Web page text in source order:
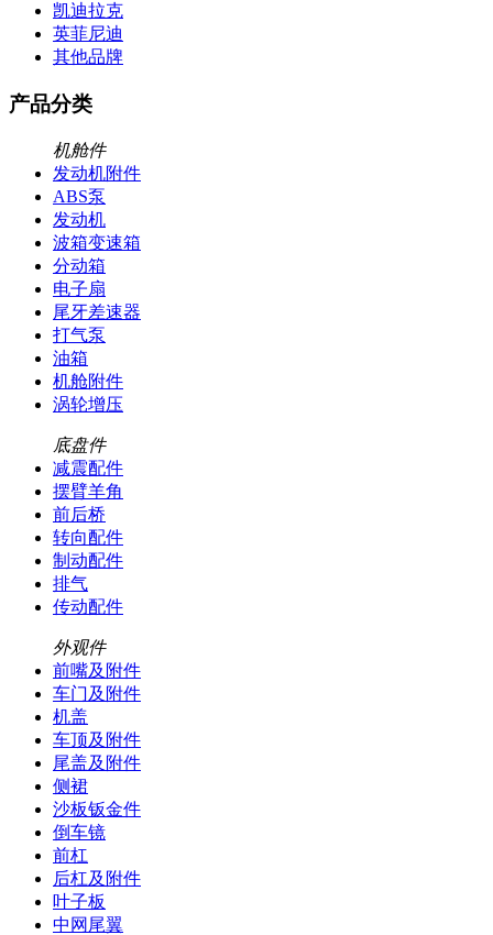
凯迪拉克
英菲尼迪
其他品牌
产品分类
机舱件
发动机附件
ABS泵
发动机
波箱变速箱
分动箱
电子扇
尾牙差速器
打气泵
油箱
机舱附件
涡轮增压
底盘件
减震配件
摆臂羊角
前后桥
转向配件
制动配件
排气
传动配件
外观件
前嘴及附件
车门及附件
机盖
车顶及附件
尾盖及附件
侧裙
沙板钣金件
倒车镜
前杠
后杠及附件
叶子板
中网尾翼